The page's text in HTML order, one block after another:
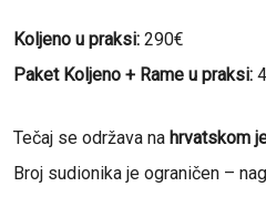
Koljeno u praksi: 290€
Paket Koljeno + Rame u praksi:
Tečaj se održava na hrvatskom
Broj sudionika je ograničen –